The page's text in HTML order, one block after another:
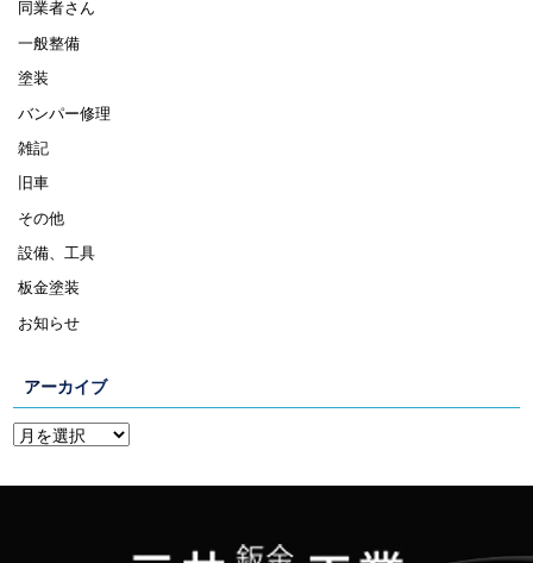
同業者さん
一般整備
塗装
バンパー修理
雑記
旧車
その他
設備、工具
板金塗装
お知らせ
アーカイブ